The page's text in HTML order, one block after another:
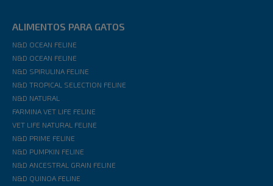
ALIMENTOS PARA GATOS
N&D OCEAN FELINE
N&D OCEAN FELINE
N&D SPIRULINA FELINE
N&D TROPICAL SELECTION FELINE
N&D NATURAL
FARMINA VET LIFE FELINE
VET LIFE NATURAL FELINE
N&D PRIME FELINE
N&D PUMPKIN FELINE
N&D ANCESTRAL GRAIN FELINE
N&D QUINOA FELINE